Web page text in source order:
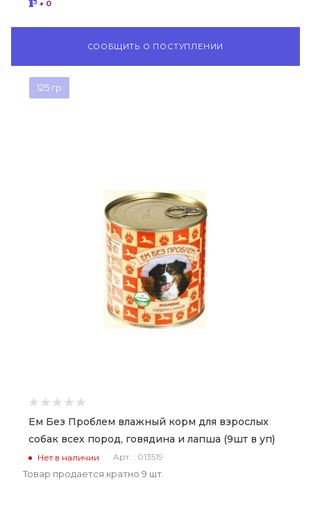
+ 0
СООБЩИТЬ О ПОСТУПЛЕНИИ
125 гр
Ем Без Проблем влажный корм для взрослых
собак всех пород, говядина и лапша (9шт в уп)
Нет в наличии Арт. : 013519
Товар продается кратно 9 шт.